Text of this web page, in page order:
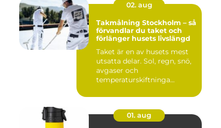
02. aug
Takmålning Stockholm – så
förvandlar du taket och
förlänger husets livslängd
Taket är en av husets mest
utsatta delar. Sol, regn, snö,
avgaser och
temperaturskiftninga...
01. aug